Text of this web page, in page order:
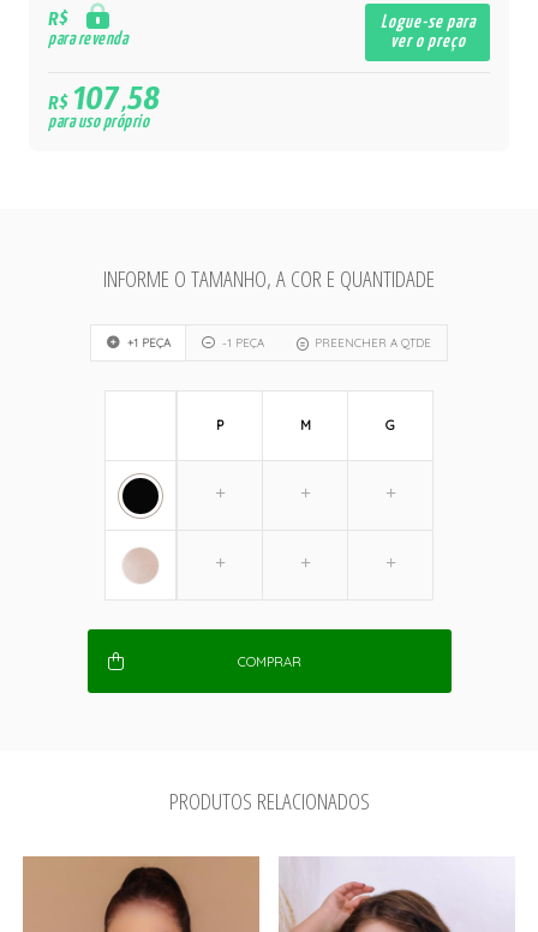
R$
para revenda
Logue-se para
ver o preço
R$107,58
para uso próprio
INFORME O TAMANHO, A COR E QUANTIDADE
+1 PEÇA -1 PEÇA PREENCHER A QTDE
P M G
COMPRAR
PRODUTOS RELACIONADOS